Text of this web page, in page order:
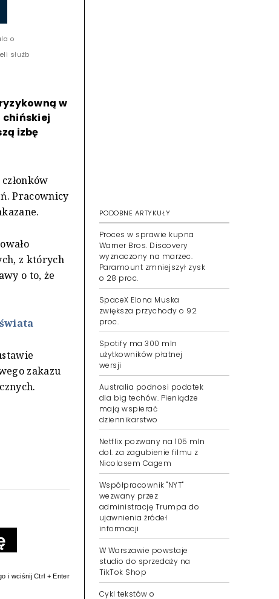
o
służb
w
chińskiej
izbę
Pracownicy
z których
o to, że
zakazu
i wciśnij Ctrl + Enter
PODOBNE ARTYKUŁY
Proces w sprawie kupna
Warner Bros. Discovery
wyznaczony na marzec.
Paramount zmniejszył zysk
o 28 proc.
SpaceX Elona Muska
zwiększa przychody o 92
proc.
Spotify ma 300 mln
użytkowników płatnej
wersji
Australia podnosi podatek
dla big techów. Pieniądze
mają wspierać
dziennikarstwo
Netflix pozwany na 105 mln
dol. za zagubienie filmu z
Nicolasem Cagem
Współpracownik "NYT"
wezwany przez
administrację Trumpa do
ujawnienia źródeł
informacji
W Warszawie powstaje
studio do sprzedaży na
TikTok Shop